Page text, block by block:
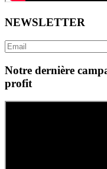
NEWSLETTER
Notre dernière
profit